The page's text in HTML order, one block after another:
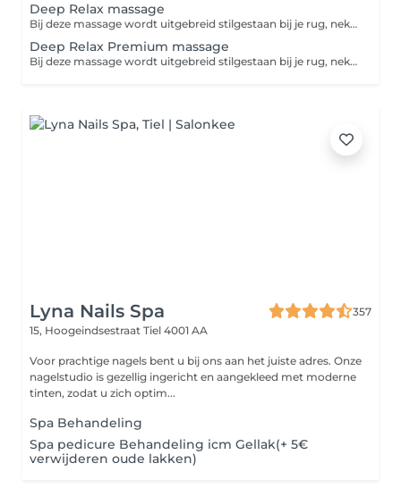
Deep Relax massage
Bij deze massage wordt uitgebreid stilgestaan bij je rug, nek en schouders. Ook geven wij je een uitgebreide hoofd/gezichtsmasage. Je mag zelf kiezen of je liever je benen of je voeten erbij wil laten masseren. Zo maak je jouw massage behandeling op maat. Er wordt gezorgd voor het ultieme zen gevoel. Laat je in een grote handdoek inpakken en kies je favoriete 100% natuurlijke olie uit. Op de achtergrond hoor je zachte ontspannende muziek en verder helemaal niets: dit is jouw moment. Deze ontspanningsmassage is vaak een combinatie tussen spierknopen losmaken en ontspanning. Alles is op maat dus geef ons vooral je wensen en behoeften aan.
Deep Relax Premium massage
Bij deze massage wordt uitgebreid stilgestaan bij je rug, nek en schouders. Ook geven wij je een uitgebreide hoofd/gezichtsmasage en kan je de behandeling evt uitbreiden naar jouw wensen. Er wordt gezorgd voor het ultieme zen gevoel. Laat je in een grote handdoek inpakken en kies je favoriete 100% natuurlijke olie uit. Op de achtergrond hoor je zachte ontspannende muziek en verder helemaal niets: dit is jouw moment. Deze ontspanningsmassage is vaak een combinatie tussen spierknopen losmaken en ontspanning. Alles is op maat dus geef ons vooral je wensen en behoeften aan.
Lyna Nails Spa
357
15, Hoogeindsestraat Tiel 4001 AA
Voor prachtige nagels bent u bij ons aan het juiste adres. Onze
nagelstudio is gezellig ingericht en aangekleed met moderne
tinten, zodat u zich optim...
Spa Behandeling
Spa pedicure Behandeling icm Gellak(+ 5€
verwijderen oude lakken)